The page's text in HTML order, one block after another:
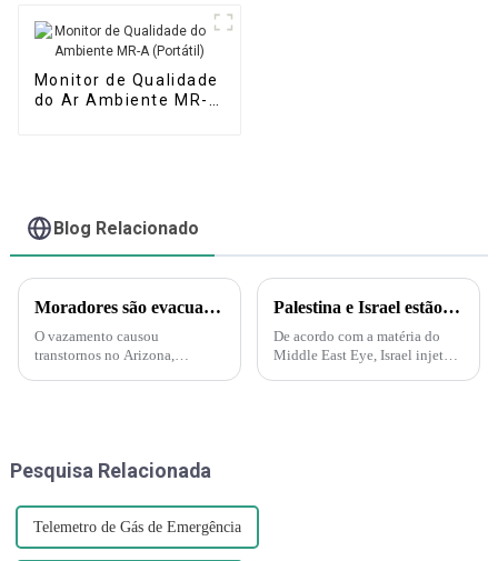
Monitor de Qualidade
do Ar Ambiente MR-A
Blog Relacionado
Moradores são evacuados após vazamento de ácido nítrico no Arizona – Mas o que é esse ácido?
O vazamento causou
transtornos no Arizona,
produz nitrogênio...
Palestina e Israel estão iniciando uma guerra biológica e química. A Força Delta aparece e injeta gás nervoso em túneis subterrâneos em Gaza!
De acordo com a matéria do
Middle East Eye, Israel injetará
Pesquisa Relacionada
Telemetro de Gás de Emergência